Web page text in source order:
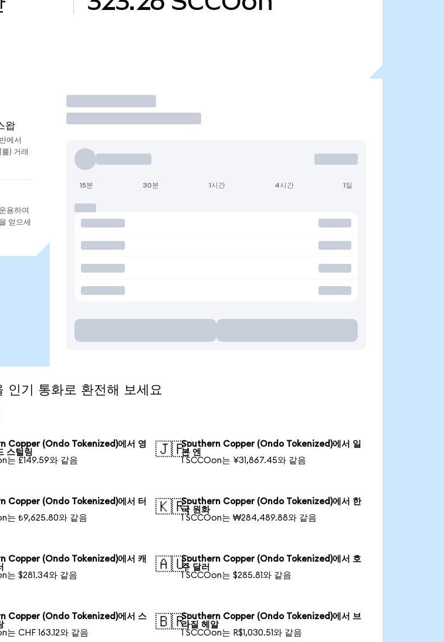
왑
에서
) 거래
용하여
얻으세
거래
15분 30분 1시간 4시간 1일
통화로 환전해 보세요
Copper (Ondo Tokenized)에서 영
스털링
는 £149.59와 같음
🇯🇵Southern Copper (Ondo Tokenized)에서 일
본 엔
1 SCCOon는 ¥31,867.45와 같음
Copper (Ondo Tokenized)에서 터
는 ₺9,625.80와 같음
🇰🇷Southern Copper (Ondo Tokenized)에서 한
국 원화
1 SCCOon는 ₩284,489.88와 같음
Copper (Ondo Tokenized)에서 캐
는 $281.34와 같음
🇦🇺Southern Copper (Ondo Tokenized)에서 호
주 달러
1 SCCOon는 $285.81와 같음
Copper (Ondo Tokenized)에서 스
는 CHF 163.12와 같음
🇧🇷Southern Copper (Ondo Tokenized)에서 브
라질 헤알
1 SCCOon는 R$1,030.51와 같음